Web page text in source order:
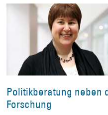
Politikberatung neben
Forschung